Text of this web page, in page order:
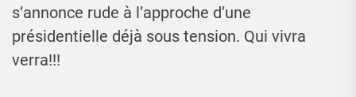
s’annonce rude à l’approche d’une
présidentielle déjà sous tension. Qui vivra
verra!!!